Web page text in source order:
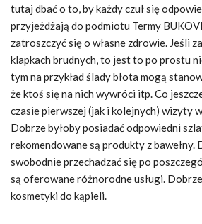
tutaj dbać o to, by każdy czuł się
przyjeżdżają do podmiotu Termy
zatroszczyć się o własne zdrowie. Jeśli
klapkach brudnych, to jest to po prostu
tym na przykład ślady błota mogą
że ktoś się na nich wywróci itp. Co
czasie pierwszej (jak i kolejnych) wizyty
Dobrze byłoby posiadać odpowiedni
rekomendowane są produkty z bawełny.
swobodnie przechadzać się po
są oferowane różnorodne usługi.
kosmetyki do kąpieli.